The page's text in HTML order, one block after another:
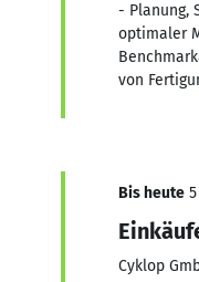
- Planung,
optimaler
von
Bis heute
Cyklop